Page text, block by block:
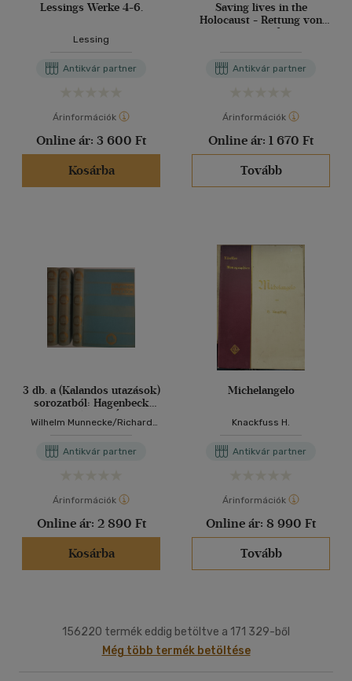
Lessings Werke 4-6.
Lessing
Antikvár partner
Árinformációk
Online ár: 3 600 Ft
Kosárba
Saving lives in the
Holocaust - Rettung von
Menschen in gefährlichen
Antikvár partner
Árinformációk
Online ár: 1 670 Ft
Tovább
3 db. a (Kalandos utazások)
sorozatból: Hagenbeck
munkában + Újra
felfedezem Délamerikát +
csavargója
Wilhelm Munnecke/Richard
Antikvár partner
Árinformációk
Online ár: 2 890 Ft
Kosárba
Michelangelo
Knackfuss H.
Antikvár partner
Árinformációk
Online ár: 8 990 Ft
Tovább
156220 termék eddig betöltve a 171 329-ből
Még több termék betöltése